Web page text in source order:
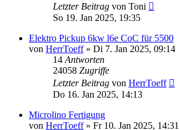
Letzter Beitrag von Toni
So 19. Jan 2025, 19:35
Elektro Pickup 6kw l6e CoC für 5500
von HerrToeff» Di 7. Jan 2025, 09:14
14Antworten
24058 Zugriffe
Letzter Beitrag von HerrToeff
Do 16. Jan 2025, 14:13
Microlino Fertigung
von HerrToeff» Fr 10. Jan 2025, 14:31